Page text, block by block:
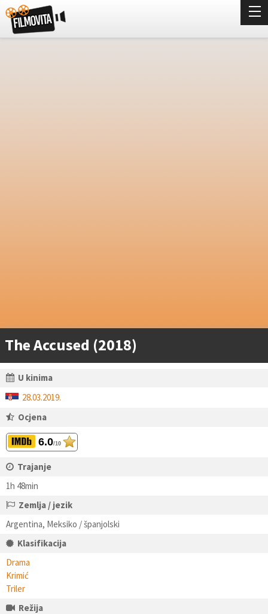
The Accused (2018)
U kinima
28.03.2019.
Ocjena
6.0/10
Trajanje
1h 48min
Zemlja / jezik
Argentina, Meksiko / španjolski
Klasifikacija
Drama
Krimić
Triler
Režija